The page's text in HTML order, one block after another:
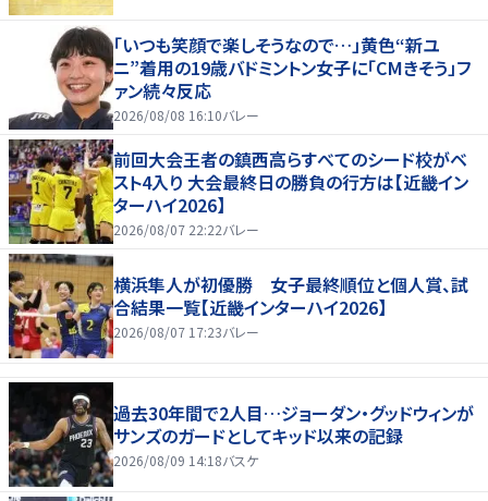
「いつも笑顔で楽しそうなので…」黄色“新ユ
ニ”着用の19歳バドミントン女子に「CMきそう」フ
ァン続々反応
2026/08/08 16:10バレー
前回大会王者の鎮西高らすべてのシード校がベ
スト4入り 大会最終日の勝負の行方は【近畿イン
ターハイ2026】
2026/08/07 22:22バレー
横浜隼人が初優勝 女子最終順位と個人賞、試
合結果一覧【近畿インターハイ2026】
2026/08/07 17:23バレー
過去30年間で2人目…ジョーダン・グッドウィンが
サンズのガードとしてキッド以来の記録
2026/08/09 14:18バスケ